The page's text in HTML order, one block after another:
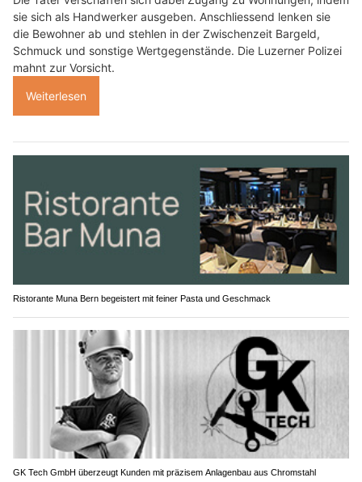
sie sich als Handwerker ausgeben. Anschliessend lenken sie
die Bewohner ab und stehlen in der Zwischenzeit Bargeld,
Schmuck und sonstige Wertgegenstände. Die Luzerner Polizei
mahnt zur Vorsicht.
Weiterlesen
Ristorante Muna Bern begeistert mit feiner Pasta und Geschmack
GK Tech GmbH überzeugt Kunden mit präzisem Anlagenbau aus Chromstahl